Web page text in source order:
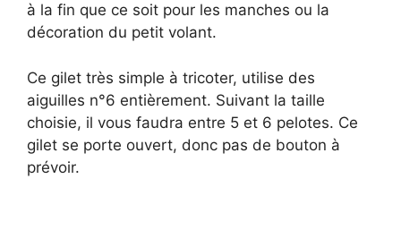
à la fin que ce soit pour les manches ou la
décoration du petit volant.
Ce gilet très simple à tricoter, utilise des
aiguilles n°6 entièrement. Suivant la taille
choisie, il vous faudra entre 5 et 6 pelotes. Ce
gilet se porte ouvert, donc pas de bouton à
prévoir.